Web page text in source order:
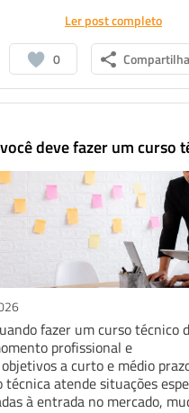
Ler post completo
0
deve fazer um curso
fazer um curso técnico
profissional e
a curto e médio
técnica atende situações
à entrada no mercado,